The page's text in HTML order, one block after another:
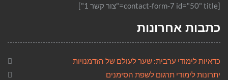
[contact-form-7 id="50" title="צור קשר 1"]
כתבות אחרונות
כדאיות לימודי ערבית: שער לעולם של הזדמנויות
יתרונות לימודי תרגום לשפת הסימנים